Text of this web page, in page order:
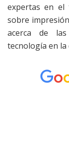
expertas en el
sobre
acerca de
tecnología en la